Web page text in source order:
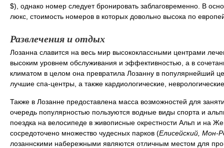
$), однако номер следует бронировать заблаговременно. В
люкс, стоимость номеров в которых довольно высока по
Развлечения и отдых
Лозанна славится на весь мир высококлассными центрами
высоким уровнем обслуживания и эффективностью, а в
климатом в целом она превратила Лозанну в популярнейший
лучшие спа-центры, а также кардиологические,
Также в Лозанне предоставлена масса возможностей для
очередь популярностью пользуются водные виды спорта и
поездка на велосипеде в живописные окрестности Альп и на
сосредоточено множество чудесных парков (Елисейский, Мон-
лозаннскими набережными являются отличным местом для